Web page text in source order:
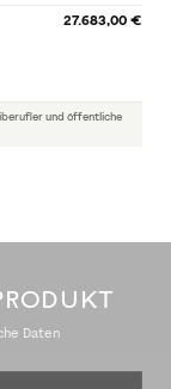
27.683,00 €
und öffentliche
Daten